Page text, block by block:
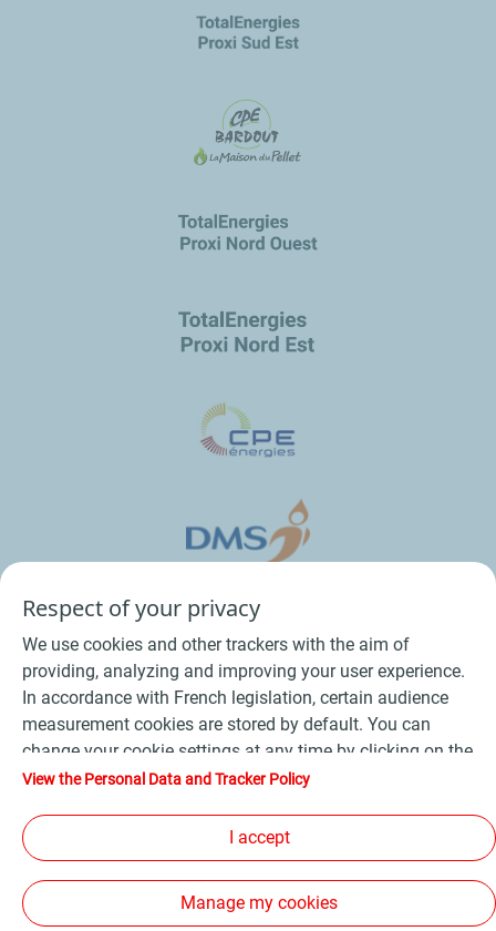
Conditions Générales de Vente Bois
Conditions Générales d’Utilisation
Cookies - Plan du site -
Les sites de la compagnie TotalEnergies
Respect of your privacy
We use cookies and other trackers with the aim of
providing, analyzing and improving your user experience.
In accordance with French legislation, certain audience
measurement cookies are stored by default. You can
change your cookie settings at any time by clicking on the
"Manage my cookies" button. By clicking on the "Accept"
device. If you click on "Decline", only the technical cookies
required for the site to function correctly will be used. For
more information, refer to the "Personal Data and Tracker
Policy" page.
View the Personal Data and Tracker Policy
I accept
Manage my cookies